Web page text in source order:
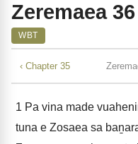
Zeremaea 36
WBT
‹ Chapter 35
1 Pa vina made
tuna e Zosaea sa